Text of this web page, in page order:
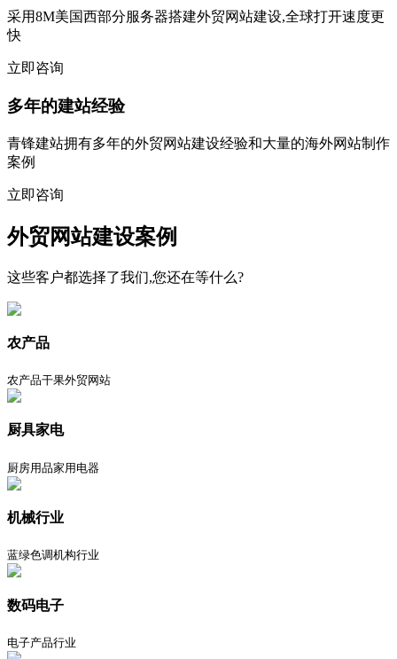
采用8M美国西部分服务器搭建外贸网站建设,全球打开速度更
快
立即咨询
多年的建站经验
青锋建站拥有多年的外贸网站建设经验和大量的海外网站制作
案例
立即咨询
外贸网站建设案例
这些客户都选择了我们,您还在等什么?
农产品
农产品干果外贸网站
厨具家电
厨房用品家用电器
机械行业
蓝绿色调机构行业
数码电子
电子产品行业